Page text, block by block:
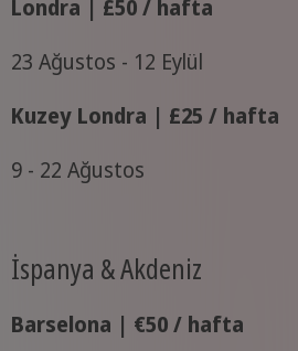
Londra | £50 / hafta
23 Ağustos - 12 Eylül
Kuzey Londra | £25 / hafta
9 - 22 Ağustos
İspanya & Akdeniz
Barselona | €50 / hafta